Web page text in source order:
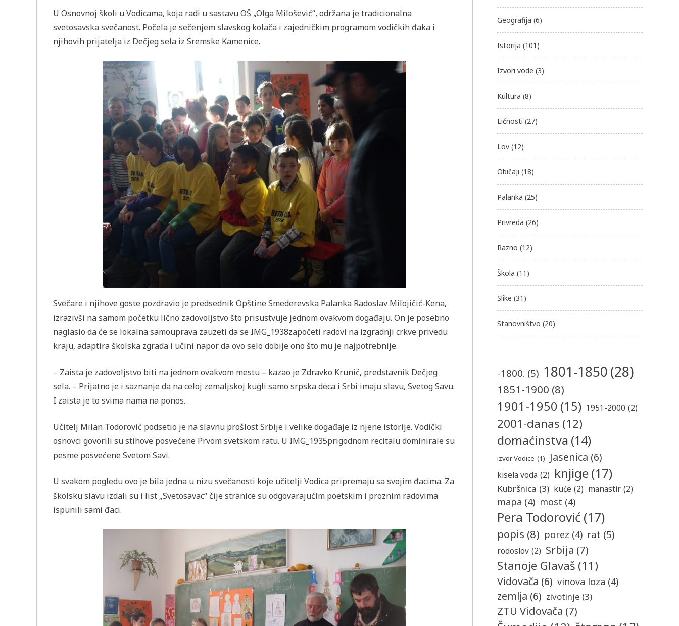
U Osnovnoj školi u Vodicama, koja radi u sastavu OŠ „Olga Milošević“, održana je tradicionalna
svetosavska svečanost. Počela je sečenjem slavskog kolača i zajedničkim programom vodičkih đaka i
njihovih prijatelja iz Dečjeg sela iz Sremske Kamenice.
Svečare i njihove goste pozdravio je predsednik Opštine Smederevska Palanka Radoslav Milojičić-Kena,
izrazivši na samom početku lično zadovoljstvo što prisustvuje jednom ovakvom događaju. On je posebno
naglasio da će se lokalna samouprava zauzeti da se IMG_1938započeti radovi na izgradnji crkve privedu
kraju, adaptira školska zgrada i učini napor da ovo selo dobije ono što mu je najpotrebnije.
– Zaista je zadovoljstvo biti na jednom ovakvom mestu – kazao je Zdravko Krunić, predstavnik Dečjeg
sela. – Prijatno je i saznanje da na celoj zemaljskoj kugli samo srpska deca i Srbi imaju slavu, Svetog Savu.
I zaista je to svima nama na ponos.
Učitelj Milan Todorović podsetio je na slavnu prošlost Srbije i velike događaje iz njene istorije. Vodički
osnovci govorili su stihove posvećene Prvom svetskom ratu. U IMG_1935prigodnom recitalu dominirale su
pesme posvećene Svetom Savi.
U svakom pogledu ovo je bila jedna u nizu svečanosti koje učitelji Vodica pripremaju sa svojim đacima. Za
školsku slavu izdali su i list „Svetosavac“ čije stranice su odgovarajućim poetskim i proznim radovima
ispunili sami đaci.
Geografija (6)
Istorija (101)
Izvori vode (3)
Kultura (8)
Ličnosti (27)
Lov (12)
Običaji (18)
Palanka (25)
Privreda (26)
Razno (12)
Škola (11)
Slike (31)
Stanovništvo (20)
-1800. (5) 1801-1850(28)
1851-1900 (8)
1901-1950 (15) 1951-2000 (2)
2001-danas (12)
domaćinstva (14)
izvor Vodice (1) Jasenica (6)
kisela voda (2) knjige(17)
Kubršnica (3) kuće (2) manastir (2)
mapa (4) most (4)
Pera Todorović (17)
popis (8) porez (4) rat (5)
rodoslov (2) Srbija (7)
Stanoje Glavaš (11)
Vidovača (6) vinova loza (4)
zemlja (6) zivotinje (3)
ZTU Vidovača (7)